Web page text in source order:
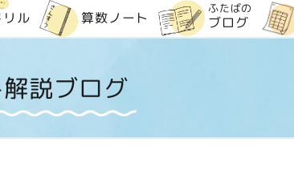
ル 算数ノート
ふたばの
ブログ
説ブログ